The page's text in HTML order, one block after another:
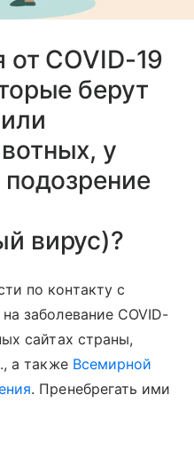
от COVID-19
берут
у
подозрение
вирус)?
по контакту с
заболевание COVID-
сайтах страны,
а также Всемирной
. Пренебрегать ими